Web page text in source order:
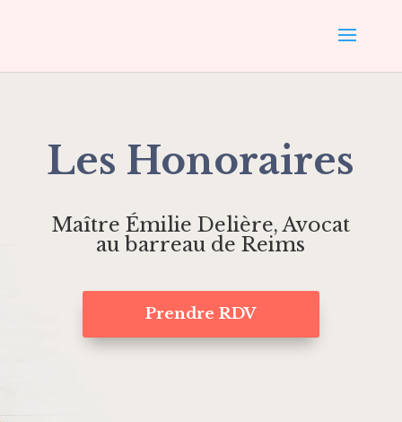
Les Honoraires
Maître Émilie Delière, Avocat
au barreau de Reims
Prendre RDV